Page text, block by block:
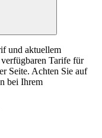
und aktuellem
Tarife für
Seite. Achten Sie auf
bei Ihrem